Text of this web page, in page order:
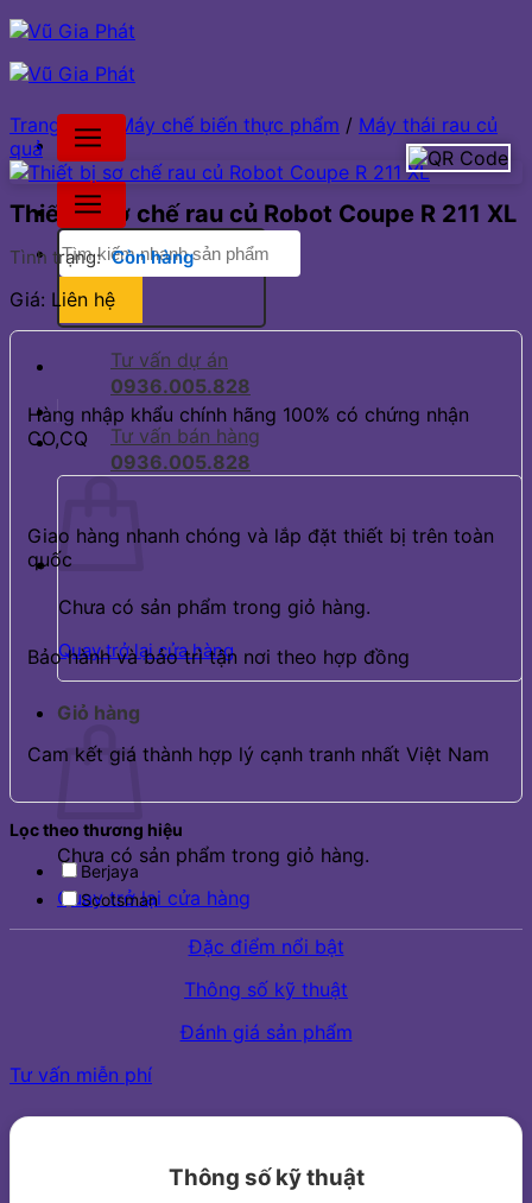
Bỏ
qua
nội
Tìm
kiếm:
Tư vấn dự án
0936.005.828
Tư vấn bán hàng
0936.005.828
Chưa có sản phẩm trong giỏ hàng.
Quay trở lại cửa hàng
Giỏ hàng
Chưa có sản phẩm trong giỏ hàng.
Quay trở lại cửa hàng
Trang chủ Máy chế biến thực phẩm / Máy thái rau củ
quả
Thiết bị sơ chế rau củ Robot Coupe R 211 XL
Tình trạng: Còn hàng
Giá: Liên hệ
Hàng nhập khẩu chính hãng 100% có chứng nhận
CO,CQ
Giao hàng nhanh chóng và lắp đặt thiết bị trên toàn
quốc
Bảo hành và bảo trì tận nơi theo hợp đồng
Cam kết giá thành hợp lý cạnh tranh nhất Việt Nam
Lọc theo thương hiệu
Berjaya
Scotsman
Đặc điểm nổi bật
Thông số kỹ thuật
Đánh giá sản phẩm
Tư vấn miễn phí
Thông số kỹ thuật